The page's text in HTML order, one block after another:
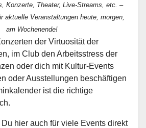
Konzerte, Theater, Live-Streams, etc. –
aktuelle Veranstaltungen heute, morgen,
am Wochenende!
der Virtuosität der
im Club den Arbeitsstress der
oder dich mit Kultur-Events
oder Ausstellungen beschäftigen
ist die richtige
hier auch für viele Events direkt